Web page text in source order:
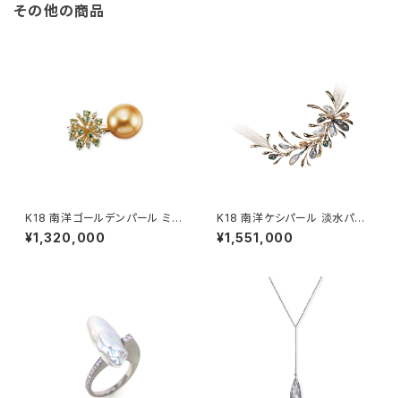
その他の商品
K18 南洋ゴールデンパール ミン
トガーネット ダイヤモンド リン
グ
¥1,320,000
K18 南洋ケシパール 淡水パー
ル ネックレス
¥1,551,000